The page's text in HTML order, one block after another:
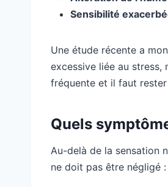
Sensibilité
Une étude récente a
excessive liée au stress,
fréquente et il faut
Quels
Au-delà de la sensation
ne doit pas être négligé :